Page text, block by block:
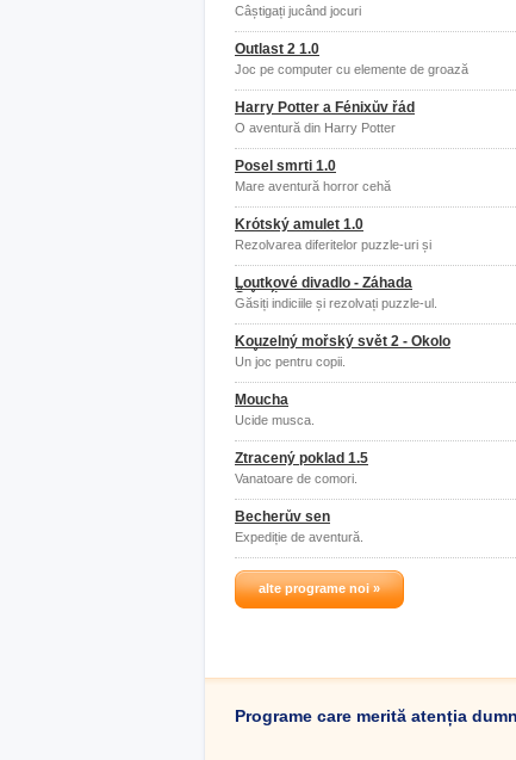
Câștigați jucând jocuri
Outlast 2 1.0
Joc pe computer cu elemente de groază
Harry Potter a Fénixův řád
O aventură din Harry Potter
Posel smrti 1.0
Mare aventură horror cehă
Krótský amulet 1.0
Rezolvarea diferitelor puzzle-uri și
Loutkové divadlo - Záhada
Štěstíkova
Găsiți indiciile și rezolvați puzzle-ul.
Kouzelný mořský svět 2 - Okolo
světa
Un joc pentru copii.
Moucha
Ucide musca.
Ztracený poklad 1.5
Vanatoare de comori.
Becherův sen
Expediție de aventură.
alte programe noi »
Programe care merită atenția